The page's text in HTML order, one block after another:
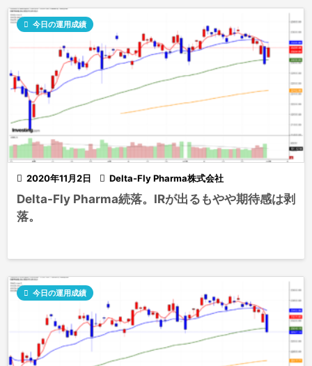
 2020年11月2日
 今日の運用成績
 Delta-Fly Pharma株式会社
Delta-Fly Pharma続落。IRが出るもやや期待感は剥
落。
 今日の運用成績